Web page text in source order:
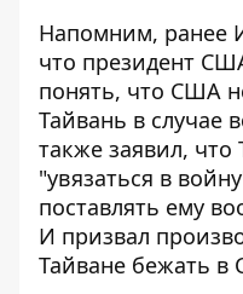
Напомним, ранее
что президент
понять, что США
Тайвань в случае
также заявил,
"увязаться в
поставлять ему
И призвал
Тайване бежать